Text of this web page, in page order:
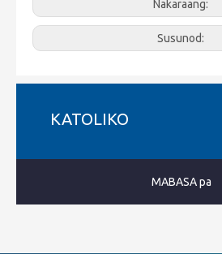
Nakaraang:
Susunod:
KATOLIKO
MABASA pa